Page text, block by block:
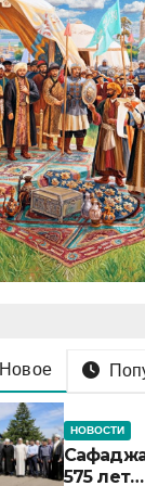
Новое
НОВОСТИ
575 лет